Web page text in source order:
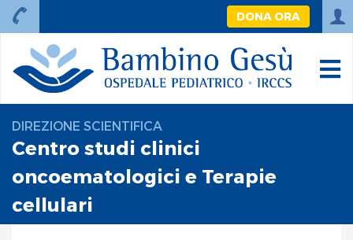
DONA ORA
DIREZIONE SCIENTIFICA
Centro studi clinici
oncoematologici e Terapie
cellulari